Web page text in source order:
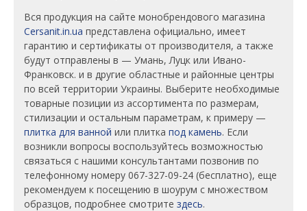
Вся продукция на сайте монобрендового магазина
Cersanit.in.ua представлена официально, имеет
гарантию и сертификаты от производителя, а также
будут отправлены в — Умань, Луцк или Ивано-
Франковск. и в другие областные и районные центры
по всей территории Украины. Выберите необходимые
товарные позиции из ассортимента по размерам,
стилизации и остальным параметрам, к примеру —
плитка для ванной или плитка под камень. Если
возникли вопросы воспользуйтесь возможностью
связаться с нашими консультантами позвонив по
телефонному номеру 067-327-09-24 (бесплатно), еще
рекомендуем к посещению в шоурум с множеством
образцов, подробнее смотрите здесь.